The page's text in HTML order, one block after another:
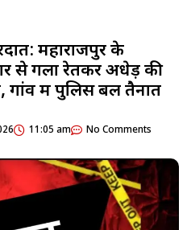
महाराजपुर के
से गला रेतकर अधेड़ की
गांव में पुलिस बल तैनात
11:05 am No Comments